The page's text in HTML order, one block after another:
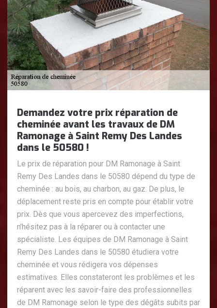
Demandez votre prix réparation de
cheminée avant les travaux de DM
Ramonage à Saint Remy Des Landes
dans le 50580 !
Le prix de réparation pour DM Ramonage à Saint
Remy Des Landes dans le 50580 dépend du type de
cheminée : au bois, au charbon, au gaz. De plus, le
déplacement reste pris en compte pour établir votre
prix. Dès que vous apercevez des imperfections,
n’hésitez pas à la réparer ou à contacter une
spécialiste. Les équipes de DM Ramonage à Saint
Remy Des Landes dans le 50580 étudiera votre
cheminée et vous rédigera vos dépenses
estimatives. Elles constateront les problèmes et les
réparent avec les savoir-faire des professionnelles
de DM Ramonage selon le type des dégâts subits par